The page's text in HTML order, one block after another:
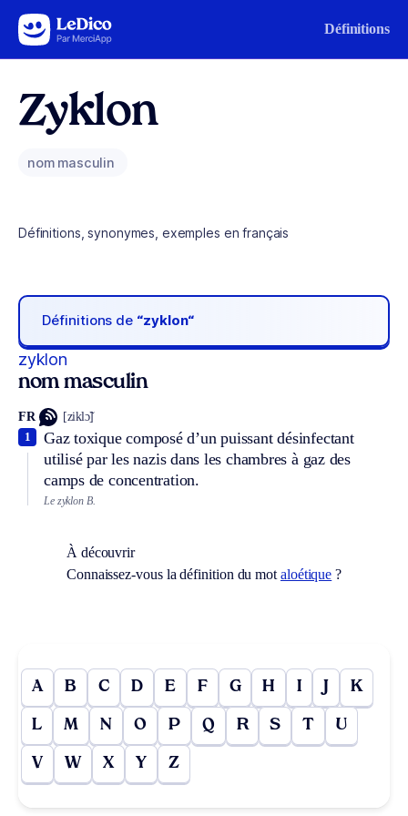
Aller au contenu Définitions
Zyklon
nom masculin
Définitions, synonymes, exemples en français
Définitions de “zyklon“
zyklon
nom masculin
FR [ziklɔ̃]
Gaz toxique composé d’un puissant désinfectant
utilisé par les nazis dans les chambres à gaz des
camps de concentration.
1
Le zyklon B.
À découvrir
Connaissez-vous la définition du mot aloétique ?
A B C D E F G H I J K
L M N O P Q R S T U
V W X Y Z